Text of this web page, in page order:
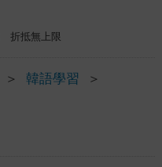
折抵無上限
＞ 韓語學習
＞